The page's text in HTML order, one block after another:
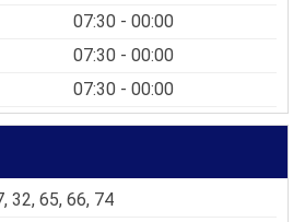
07:30 - 00:00
07:30 - 00:00
07:30 - 00:00
32, 65, 66, 74